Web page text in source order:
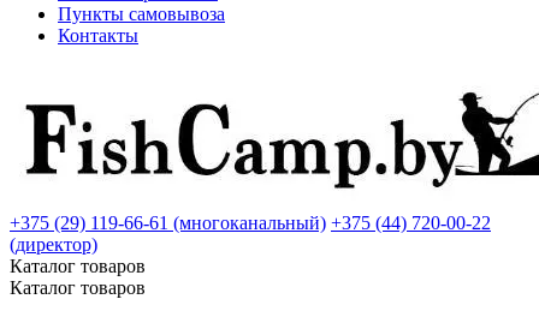
Пункты самовывоза
Контакты
+375 (29) 119-66-61 (многоканальный) +375 (44) 720-00-22
(директор)
Каталог товаров
Каталог товаров